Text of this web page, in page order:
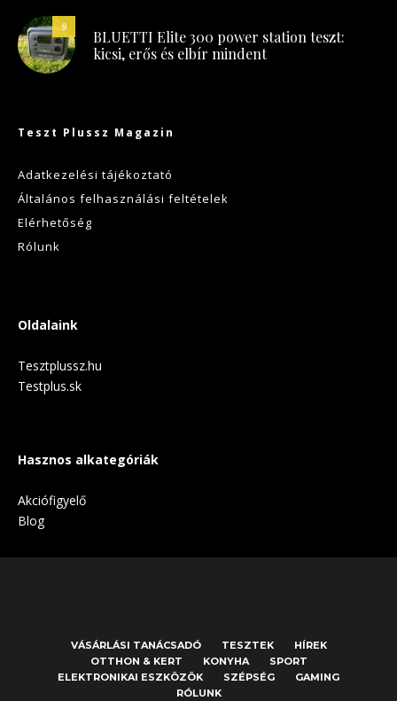
9
BLUETTI Elite 300 power station teszt:
kicsi, erős és elbír mindent
Teszt Plussz Magazin
Adatkezelési tájékoztató
Általános felhasználási feltételek
Elérhetőség
Rólunk
Oldalaink
Tesztplussz.hu
Testplus.sk
Hasznos alkategóriák
Akciófigyelő
Blog
VÁSÁRLÁSI TANÁCSADÓ TESZTEK
HÍREK
OTTHON & KERT
KONYHA
SPORT
ELEKTRONIKAI ESZKÖZÖK
SZÉPSÉG
GAMING
RÓLUNK